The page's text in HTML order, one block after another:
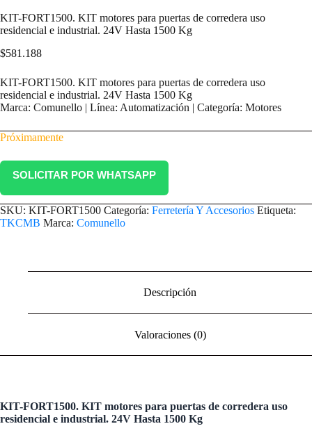
KIT-FORT1500. KIT motores para puertas de corredera uso
residencial e industrial. 24V Hasta 1500 Kg
$581.188
KIT-FORT1500. KIT motores para puertas de corredera uso
residencial e industrial. 24V Hasta 1500 Kg
Marca: Comunello | Línea: Automatización | Categoría: Motores
Próximamente
SOLICITAR POR WHATSAPP
SKU: KIT-FORT1500 Categoría: Ferretería Y Accesorios Etiqueta:
TKCMB Marca: Comunello
Descripción
Valoraciones (0)
KIT-FORT1500. KIT motores para puertas de corredera uso
residencial e industrial. 24V Hasta 1500 Kg